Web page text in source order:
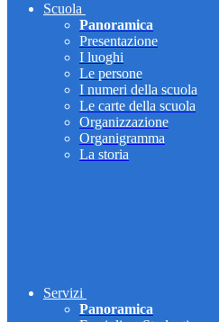
Scuola
Panoramica
Presentazione
I luoghi
Le persone
I numeri della scuola
Le carte della scuola
Organizzazione
Organigramma
La storia
Servizi
Panoramica